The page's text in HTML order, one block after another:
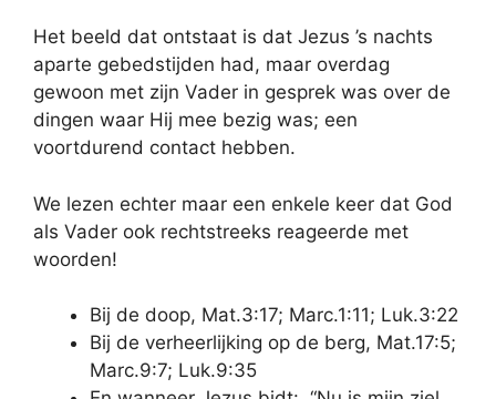
Het beeld dat ontstaat is dat Jezus ’s nachts
aparte gebedstijden had, maar overdag
gewoon met zijn Vader in gesprek was over de
dingen waar Hij mee bezig was; een
voortdurend contact hebben.
We lezen echter maar een enkele keer dat God
als Vader ook rechtstreeks reageerde met
woorden!
Bij de doop, Mat.3:17; Marc.1:11; Luk.3:22
Bij de verheerlijking op de berg, Mat.17:5;
Marc.9:7; Luk.9:35